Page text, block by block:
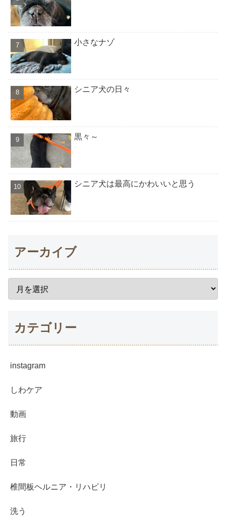
小さなナゾ
シニア犬の日々
黒々～
シニア犬は最高にかわいいと思う
アーカイブ
カテゴリー
instagram
しわケア
動画
旅行
日常
椎間板ヘルニア・リハビリ
洗う